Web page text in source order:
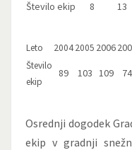
Število ekip
8 13
Leto 20042005 2006
Število
ekip
89 103 109 74
Osrednji dogodek
ekip v gradnji